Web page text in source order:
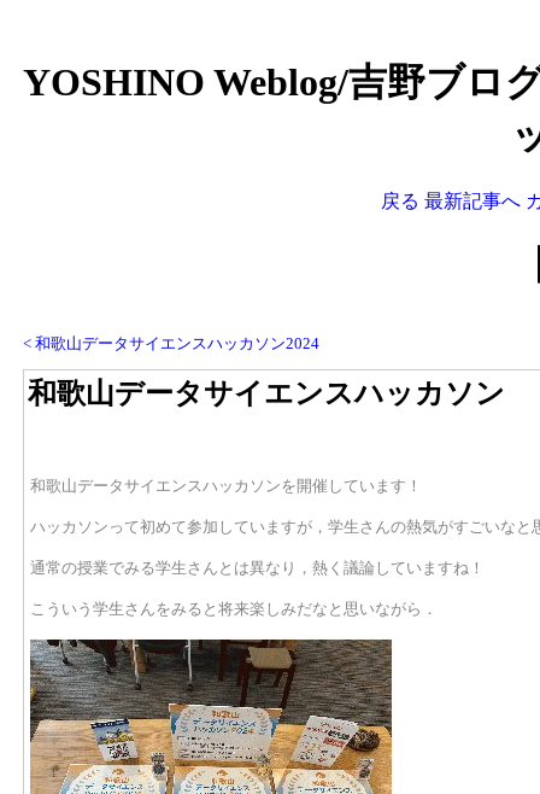
YOSHINO Weblog/吉野ブロ
戻る 最新記事へ
< 和歌山データサイエンスハッカソン2024
和歌山データサイエンスハッカソン
和歌山データサイエンスハッカソンを開催しています！
ハッカソンって初めて参加していますが，学生さんの熱気がすごいなと
通常の授業でみる学生さんとは異なり，熱く議論していますね！
こういう学生さんをみると将来楽しみだなと思いながら．